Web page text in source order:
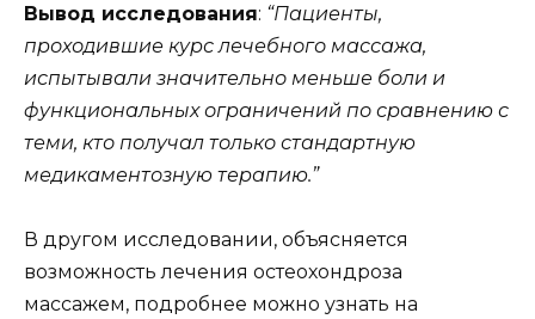
Вывод исследования: “Пациенты,
проходившие курс лечебного массажа,
испытывали значительно меньше боли и
функциональных ограничений по сравнению с
теми, кто получал только стандартную
медикаментозную терапию.”
В другом исследовании, объясняется
возможность лечения остеохондроза
массажем, подробнее можно узнать на